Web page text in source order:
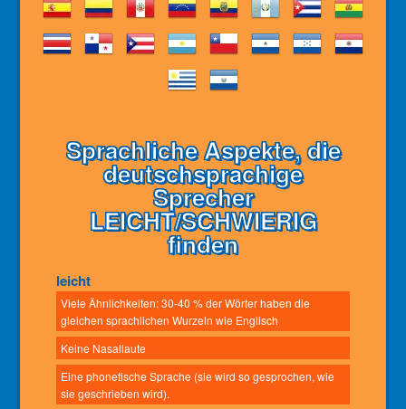
Sprachliche Aspekte, die
deutschsprachige
Sprecher
LEICHT/SCHWIERIG
finden
leicht
Viele Ähnlichkeiten: 30-40 % der Wörter haben die
gleichen sprachlichen Wurzeln wie Englisch
Keine Nasallaute
Eine phonetische Sprache (sie wird so gesprochen, wie
sie geschrieben wird).